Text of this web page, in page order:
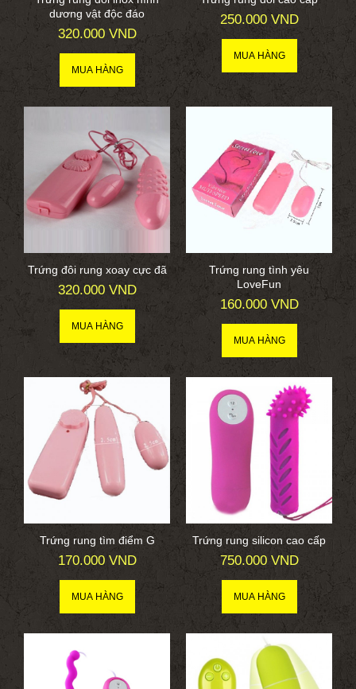
dương vật độc đáo
320.000 VND
250.000 VND
Trứng đôi rung xoay cực đã
320.000 VND
Trứng rung tình yêu
LoveFun
160.000 VND
Trứng rung tìm điểm G
170.000 VND
Trứng rung silicon cao cấp
750.000 VND